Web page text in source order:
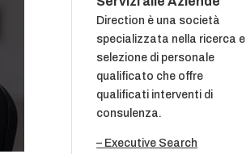
Direction è una società
specializzata nella ricerca e
selezione di personale
qualificato che offre
qualificati interventi di
consulenza.
– Executive Search